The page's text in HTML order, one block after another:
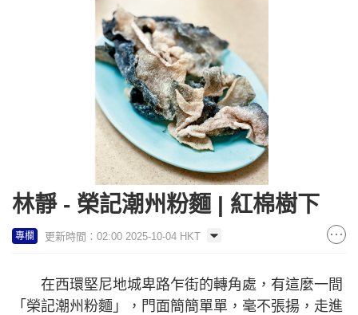
林靜 - 榮記潮州粉麵 | 紅棉樹下
專欄 更新時間：02:00 2025-10-04 HKT
在西環堅尼地城卑路乍街的轉角處，有這麼一間
「榮記潮州粉麵」，門面簡簡單單，毫不張揚，走進